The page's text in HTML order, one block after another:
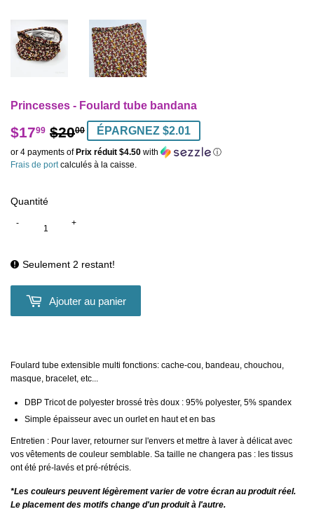
Princesses - Foulard tube bandana
$1799 $2000
Prix
régulier
$20.00
Prix
réduit
$17.99
ÉPARGNEZ $2.01
or 4 payments of Prix réduit $4.50 with
ⓘ
Frais de portcalculés à la caisse.
Quantité
+
-
Seulement 2 restant!
Ajouter au panier
Foulard tube extensible multi fonctions: cache-cou, bandeau, chouchou,
masque, bracelet, etc...
DBP Tricot de polyester brossé très doux : 95% polyester, 5% spandex
Simple épaisseur avec un ourlet en haut et en bas
Entretien : Pour laver, retourner sur l'envers et mettre à laver à délicat avec
vos vêtements de couleur semblable. Sa taille ne changera pas : les tissus
ont été pré-lavés et pré-rétrécis.
*Les couleurs peuvent légèrement varier de votre écran au produit réel.
Le placement des motifs change d'un produit à l'autre.